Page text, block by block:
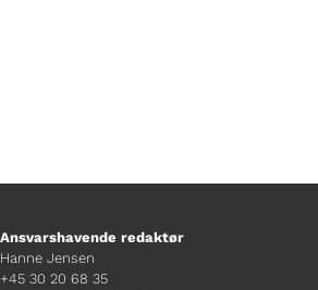
Ansvarshavende redaktør
Hanne Jensen
+45 30 20 68 35